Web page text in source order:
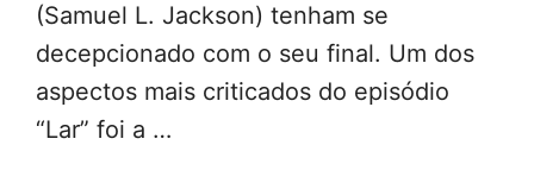
(Samuel L. Jackson) tenham se
decepcionado com o seu final. Um dos
aspectos mais criticados do episódio
“Lar” foi a …